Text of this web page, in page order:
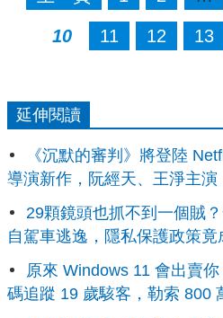
10 11 12 13
延伸閱讀
《沉默的審判》將登陸
導演新作，阮經天、王淨主演
29顆鏡頭也抓不到一個賊
自駕車逃逸，隱私保護政策
原來 Windows 11 會出賣
碼追蹤 19 歲駭客，勒索 800